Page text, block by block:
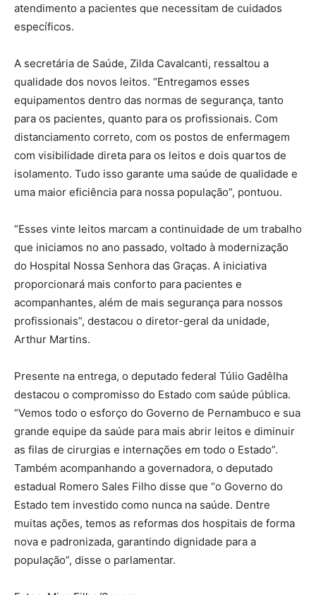
atendimento a pacientes que necessitam de cuidados
específicos.
A secretária de Saúde, Zilda Cavalcanti, ressaltou a
qualidade dos novos leitos. “Entregamos esses
equipamentos dentro das normas de segurança, tanto
para os pacientes, quanto para os profissionais. Com
distanciamento correto, com os postos de enfermagem
com visibilidade direta para os leitos e dois quartos de
isolamento. Tudo isso garante uma saúde de qualidade e
uma maior eficiência para nossa população”, pontuou.
“Esses vinte leitos marcam a continuidade de um trabalho
que iniciamos no ano passado, voltado à modernização
do Hospital Nossa Senhora das Graças. A iniciativa
proporcionará mais conforto para pacientes e
acompanhantes, além de mais segurança para nossos
profissionais”, destacou o diretor-geral da unidade,
Arthur Martins.
Presente na entrega, o deputado federal Túlio Gadêlha
destacou o compromisso do Estado com saúde pública.
“Vemos todo o esforço do Governo de Pernambuco e sua
grande equipe da saúde para mais abrir leitos e diminuir
as filas de cirurgias e internações em todo o Estado”.
Também acompanhando a governadora, o deputado
estadual Romero Sales Filho disse que “o Governo do
Estado tem investido como nunca na saúde. Dentre
muitas ações, temos as reformas dos hospitais de forma
nova e padronizada, garantindo dignidade para a
população”, disse o parlamentar.